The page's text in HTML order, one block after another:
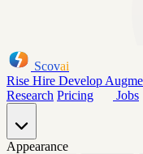
Scovai
Rise Hire Develop
Research Pricing Jobs
Appearance